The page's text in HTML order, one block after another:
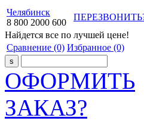
Челябинск
8 800 2000 600
Найдется все по лучшей цене!
Сравнение (0) Избранное (0)
ОФОРМИТЬ
ЗАКАЗ?